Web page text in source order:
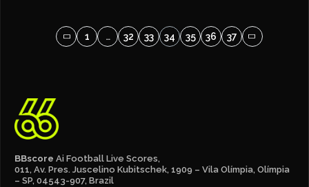
1 … 32 33 34 35 36 37
BBscore Ai Football Live Scores,
011, Av. Pres. Juscelino Kubitschek, 1909 – Vila Olímpia, Olímpia
– SP, 04543-907, Brazil